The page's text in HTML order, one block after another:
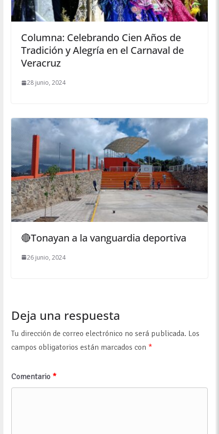
Columna: Celebrando Cien Años de
Tradición y Alegría en el Carnaval de
Veracruz
28 junio, 2024
🔴Tonayan a la vanguardia deportiva
26 junio, 2024
Deja una respuesta
Tu dirección de correo electrónico no será publicada. Los
campos obligatorios están marcados con *
Comentario *